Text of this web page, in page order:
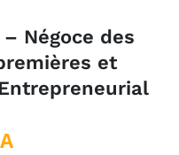
Négoce des
et